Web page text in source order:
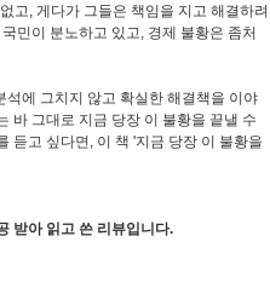
고, 게다가 그들은 책임을 지고 해결하려
민이 분노하고 있고, 경제 불황은 좀처
에 그치지 않고 확실한 해결책을 이야
바 그대로 지금 당장 이 불황을 끝낼 수
듣고 싶다면, 이 책 '지금 당장 이 불황을
받아 읽고 쓴 리뷰입니다.